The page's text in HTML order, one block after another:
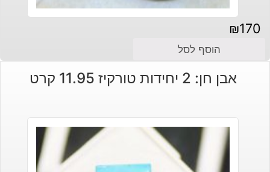
₪170
הוסף לסל
אבן חן: 2 יחידות טורקיז 11.95 קרט